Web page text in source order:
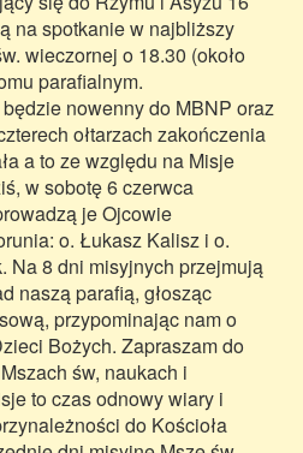
na spotkanie w najbliższy
wieczornej o 18.30 (około
parafialnym.
nowenny do MBNP oraz
ołtarzach zakończenia
a to ze względu na Misje
w sobotę 6 czerwca
je Ojcowie
o. Łukasz Kalisz i o.
Na 8 dni misyjnych przejmują
naszą parafią, głosząc
przypominając nam o
Bożych. Zapraszam do
św, naukach i
to czas odnowy wiary i
do Kościoła